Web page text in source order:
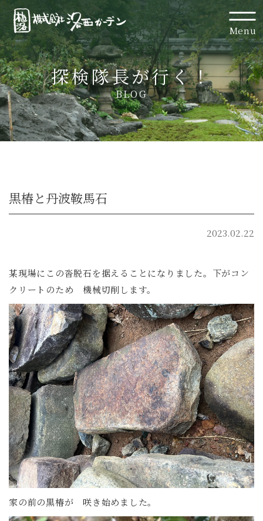
Menu
探検隊長が行く！
BLOG
黒椿と丹波鞍馬石
2023.02.22
某現場にこの沓脱石を据えることになりました。下がコン
クリートのため 機械切削します。
家の前の黒椿が 咲き始めました。